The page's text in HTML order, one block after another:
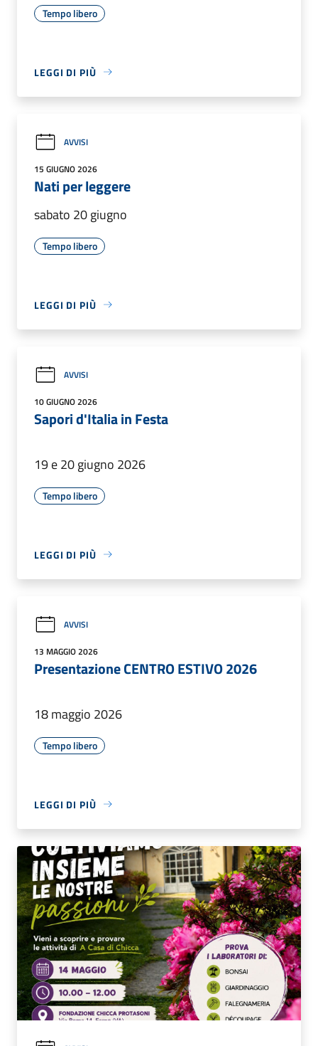
Tempo libero
LEGGI DI PIÙ
AVVISI
15 GIUGNO 2026
Nati per leggere
sabato 20 giugno
Tempo libero
LEGGI DI PIÙ
AVVISI
10 GIUGNO 2026
Sapori d'Italia in Festa
19 e 20 giugno 2026
Tempo libero
LEGGI DI PIÙ
AVVISI
13 MAGGIO 2026
Presentazione CENTRO ESTIVO 2026
18 maggio 2026
Tempo libero
LEGGI DI PIÙ